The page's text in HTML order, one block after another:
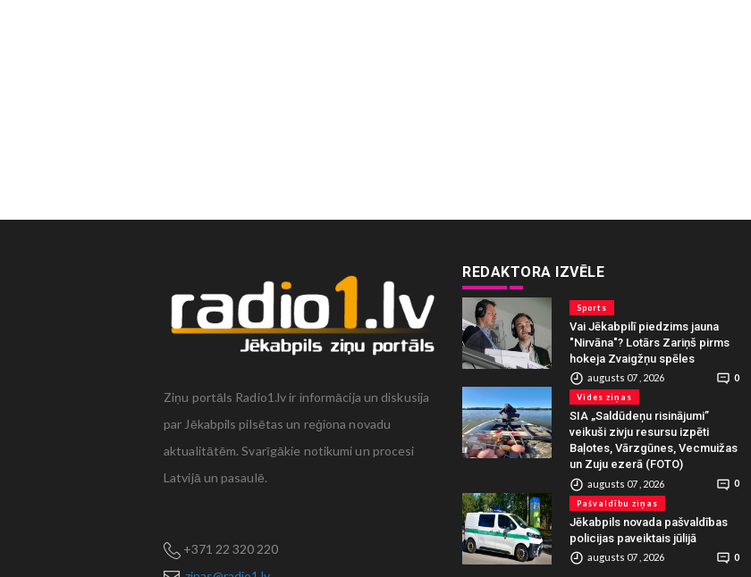
Ziņu portāls Radio1.lv ir informācija un diskusija
par Jēkabpils pilsētas un reģiona novadu
aktualitātēm. Svarīgākie notikumi un procesi
Latvijā un pasaulē.
+371 22 320 220
REDAKTORA IZVĒLE
Sports
Vai Jēkabpilī piedzims jauna
"Nirvāna"? Lotārs Zariņš pirms
hokeja Zvaigžņu spēles
augusts 07 , 2026 0
Vides ziņas
SIA „Saldūdeņu risinājumi”
veikuši zivju resursu izpēti
Baļotes, Vārzgūnes, Vecmuižas
un Zuju ezerā (FOTO)
augusts 07 , 2026 0
Pašvaldību ziņas
Jēkabpils novada pašvaldības
policijas paveiktais jūlijā
augusts 07 , 2026 0